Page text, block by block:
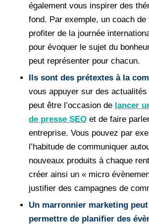
également vous inspirer des
fond. Par exemple, un coach de
profiter de la journée
pour évoquer le sujet du
peut représenter pour chacun.
Ils sont des prétextes à la
vous appuyer sur des
peut être l’occasion de lancer
de presse SEOet de faire
entreprise. Vous pouvez par
l’habitude de communiquer
nouveaux produits à chaque
créer ainsi un « micro
justifier des campagnes de
Un marronnier marketing
permettre de planifier des